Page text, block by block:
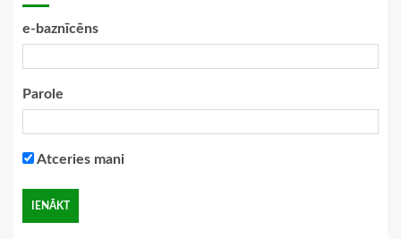
e-baznīcēns
Parole
Atceries mani